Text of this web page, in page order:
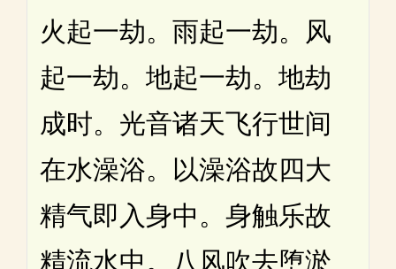
火起一劫。雨起一劫。风
起一劫。地起一劫。地劫
成时。光音诸天飞行世间
在水澡浴。以澡浴故四大
精气即入身中。身触乐故
精流水中。八风吹去堕淤